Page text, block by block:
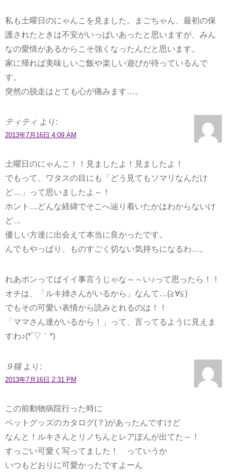
私も土曜日のにゃんこを見ました。まごちゃん、最初の保
護されたときは不安がいっぱいあったと思いますが、みん
なの愛情があるからこそ強くなったんだと思います。
家に帰れば美味しいご飯や楽しい遊びが待っているんで
す。
突然の脱走はとても心が痛みます…。
ティティ より:
2013年7月16日 4:09 AM
土曜日のにゃんこ！！見ましたよ！見ましたよ！
でもって、ワタスの目にも「どう見てもソマリなんだけ
ど…」って思いましたよ～！
ホント…どんな経緯でそこへ辿り着いたかはわからないけ
ど…
優しい方達に出会えて本当に良かったです。
んでもやっぱり、ものすごく切ない気持ちになるわ…。
れあポンってばイイ事言うじゃな～～い♪って思ったら！！
オチは、「ルキ姉さんがいるから」なんて…(≧∀≦)
でもその可愛い表情から読みとれるのは！！
「ママさん達がいるから！」って、言ってるように見えま
すわ♪(*´▽｀*)
９猫 より:
2013年7月16日 2:31 PM
この前動物病院行った時に
ペットグッズのカタログ(？)があったんですけど
なんと！ルキさんとリノちんとレアぽんが出てた～！
すっごい可愛く写ってました！ っていうか
いつもどおりに可愛かったですよーん